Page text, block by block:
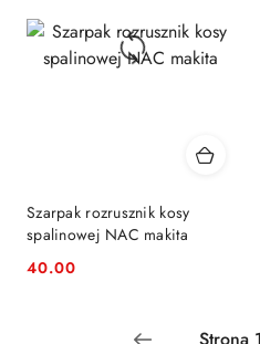
Szarpak rozrusznik kosy
spalinowej NAC makita
Cena:
40.00